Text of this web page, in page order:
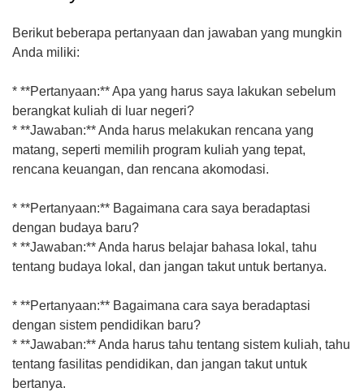
Berikut beberapa pertanyaan dan jawaban yang mungkin
Anda miliki:
* **Pertanyaan:** Apa yang harus saya lakukan sebelum
berangkat kuliah di luar negeri?
* **Jawaban:** Anda harus melakukan rencana yang
matang, seperti memilih program kuliah yang tepat,
rencana keuangan, dan rencana akomodasi.
* **Pertanyaan:** Bagaimana cara saya beradaptasi
dengan budaya baru?
* **Jawaban:** Anda harus belajar bahasa lokal, tahu
tentang budaya lokal, dan jangan takut untuk bertanya.
* **Pertanyaan:** Bagaimana cara saya beradaptasi
dengan sistem pendidikan baru?
* **Jawaban:** Anda harus tahu tentang sistem kuliah, tahu
tentang fasilitas pendidikan, dan jangan takut untuk
bertanya.